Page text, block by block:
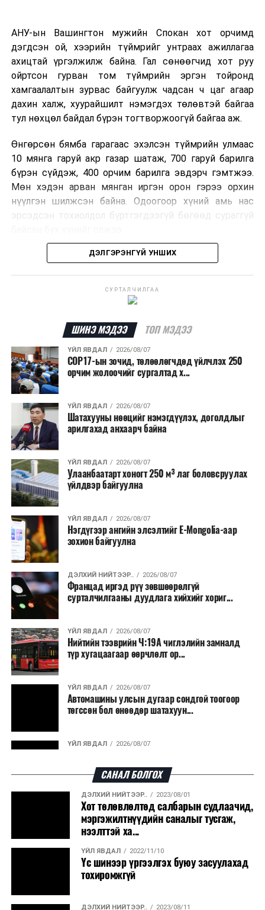
АНУ-ын Вашингтон мужийн Спокан хот орчимд
дэгдсэн ой, хээрийн түймрийг унтраах ажиллагаа
ахицтай үргэлжилж байна. Гал сөнөөгчид хот руу
ойртсон гурван том түймрийн эргэн тойронд
хамгаалалтын зурвас байгуулж чадсан ч цаг агаар
дахин халж, хуурайшилт нэмэгдэх төлөвтэй байгаа
тул нөхцөл байдал бүрэн тогтворжоогүй байгаа аж.
Өнгөрсөн бямба гарагаас эхэлсэн түймрийн улмаас
10 мянга гаруй акр газар шатаж, 700 гаруй барилга
бүрэн сүйдэж, 400 орчим барилга эвдэрч гэмтжээ.
Мөн хэдэн арван мянган иргэн орон гэрээ орхин
нүүлгэн шилжсэн байна. Одоогоор хүний амь нас
эрсэдсэн тохиолдол бүртгэгдээгүй бөгөөд сураггүй
Албаныхны мэдээлснээр түймрийн нэг голомтыг
шатаасан гэх үндэслэлээр эрүүгийн хэрэг үүсгэн
шалтгааныг үргэлжлүүлэн тогтоож байгаа бөгөөд
аянгын улмаас үүсээгүй гэж үзэж байгаа аж.
Одоогоор АНУ даяар 13 мужид 90 гаруй томоохон ой,
хээрийн түймэр идэвхтэй үргэлжилж байгаагийн
талаас илүү нь Орегон болон Вашингтон мужид
бүртгэгдсэн байна. Цаг уурын байгууллагууд ойрын
өдрүүдэд агаарын температур дахин огцом
нэмэгдэж, хуурайшилт эрчимжих төлөвтэй байгааг
анхааруулсан бөгөөд энэ нь гал унтраах ажиллагаанд
шинэ сорилт учруулж болзошгүйг онцолжээ.
ДЭЛГЭРЭНГҮЙ УНШИХ
СУРТАЛЧИЛГАА
ШИНЭ МЭДЭЭ ТОП МЭДЭЭ
ҮЙЛ ЯВДАЛ 2026/08/07
COP17-ын зочид, төлөөлөгчдөд үйлчлэх 250
орчим жолоочийг сургалтад х...
ҮЙЛ ЯВДАЛ 2026/08/07
Шатахууны нөөцийг нэмэгдүүлэх, доголдлыг
арилгахад анхаарч байна
ҮЙЛ ЯВДАЛ 2026/08/07
Улаанбаатарт хоногт 250 м³ лаг боловсруулах
үйлдвэр байгуулна
ҮЙЛ ЯВДАЛ 2026/08/07
Нэгдүгээр ангийн элсэлтийг E-Mongolia-аар
зохион байгуулна
ДЭЛХИЙ НИЙТЭЭР.. 2026/08/07
Францад иргэд рүү зөвшөөрөлгүй
сурталчилгааны дуудлага хийхийг хориг...
ҮЙЛ ЯВДАЛ 2026/08/07
Нийтийн тээврийн Ч:19А чиглэлийн замналд
түр хугацаагаар өөрчлөлт ор...
ҮЙЛ ЯВДАЛ 2026/08/07
Автомашины улсын дугаар сондгой тоогоор
төгссөн бол өнөөдөр шатахуун...
ҮЙЛ ЯВДАЛ 2026/08/07
ДЭЛХИЙ НИЙТЭЭР.. 2026/08/06
“Уралдронзавод” компанийн ерөнхий
захирлын автомашиныг дэлбэлжээ...
ҮЙЛ ЯВДАЛ
Сүхбаатар боомтоор тав хоногт 10 мянга гаруй
тонн АИ-92 автобензин и...
САНАЛ БОЛГОХ
ДЭЛХИЙ НИЙТЭЭР.. 2023/08/01
Хот төлөвлөлтөд салбарын судлаачид,
мэргэжилтнүүдийн саналыг тусгаж,
нээлттэй ха...
ҮЙЛ ЯВДАЛ 2022/11/10
Үс шинээр үргээлгэх буюу засуулахад
тохиромжгүй
ДЭЛХИЙ НИЙТЭЭР.. 2023/08/11